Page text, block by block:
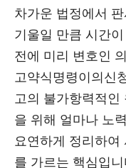
차가운 법정에서
기울일 만큼 시간
전에 미리 변호인
고약식명령이의신
고의 불가항력적인
을 위해 얼마나 노
요연하게 정리하여
를 가르는 핵심입니